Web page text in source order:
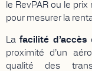
le RevPAR ou le
pour mesurer la
Lafacilité d’accès
proximité d’un
qualité des